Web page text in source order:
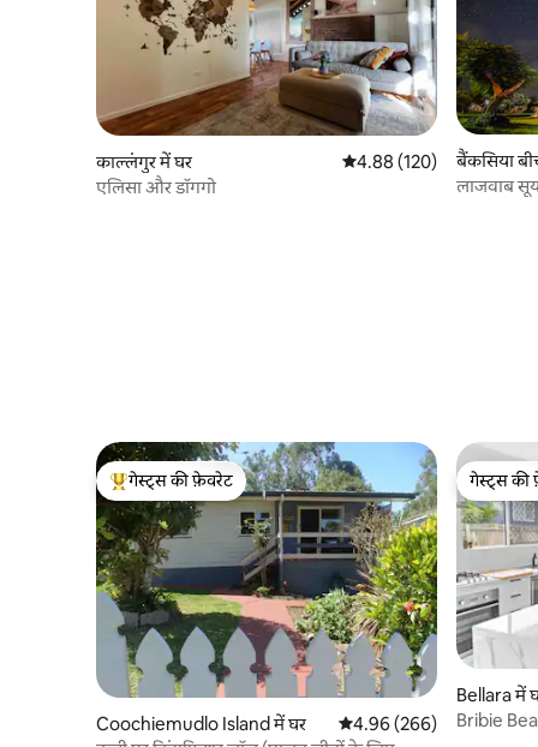
काल्लंगुर में घर औसत रेटिंग 5 में से 4.88, 120
4.88 (120)
एलिसा और डॉगगो
बैंकसिया
लाजवाब
गेस्ट्स का टॉप फ़ेवरेट
गेस्ट्स की फ़ेवरेट
Coochiemudlo Island में घर औसत रेटिंग 5 में से 4.96, 266
4.96 (266)
गेस्ट्स की
गेस्ट्स की
Bellara में
Bribie